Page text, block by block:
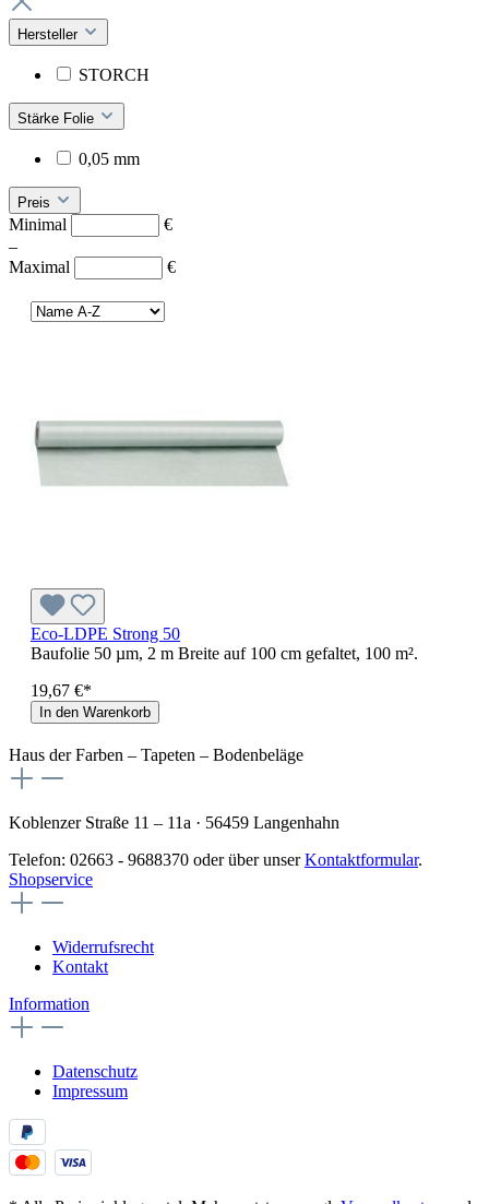
Hersteller
STORCH
Stärke Folie
0,05 mm
Preis
Minimal
€
–
Maximal
€
Eco-LDPE Strong 50
Baufolie 50 µm, 2 m Breite auf 100 cm gefaltet, 100 m².
19,67 €*
In den Warenkorb
Haus der Farben – Tapeten – Bodenbeläge
Koblenzer Straße 11 – 11a · 56459 Langenhahn
Telefon: 02663 - 9688370 oder über unserKontaktformular.
Shopservice
Widerrufsrecht
Kontakt
Information
Datenschutz
Impressum